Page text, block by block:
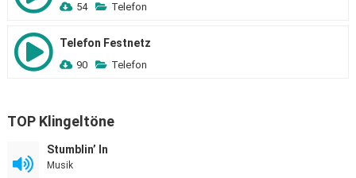
54 Telefon
Telefon Festnetz
90 Telefon
TOP Klingeltöne
Stumblin’ In
Musik